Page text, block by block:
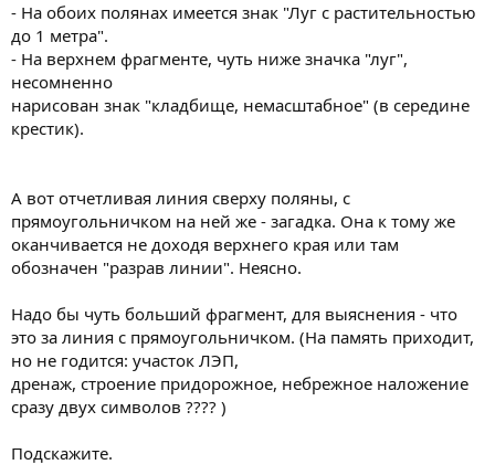
- На обоих полянах имеется знак "Луг с растительностью
до 1 метра".
- На верхнем фрагменте, чуть ниже значка "луг",
несомненно
нарисован знак "кладбище, немасштабное" (в середине
крестик).
А вот отчетливая линия сверху поляны, с
прямоугольничком на ней же - загадка. Она к тому же
оканчивается не доходя верхнего края или там
обозначен "разрав линии". Неясно.
Надо бы чуть больший фрагмент, для выяснения - что
это за линия с прямоугольничком. (На память приходит,
но не годится: участок ЛЭП,
дренаж, строение придорожное, небрежное наложение
сразу двух символов ???? )
Подскажите.